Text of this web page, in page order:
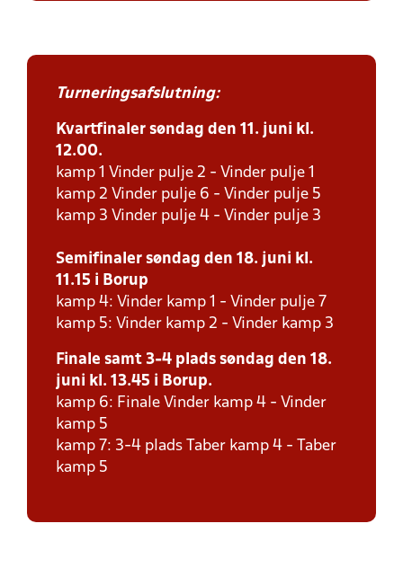
Turneringsafslutning:
Kvartfinaler søndag den 11. juni kl.
12.00.
kamp 1 Vinder pulje 2 - Vinder pulje 1
kamp 2 Vinder pulje 6 - Vinder pulje 5
kamp 3 Vinder pulje 4 - Vinder pulje 3
Semifinaler søndag den 18. juni kl.
11.15 i Borup
kamp 4: Vinder kamp 1 - Vinder pulje 7
kamp 5: Vinder kamp 2 - Vinder kamp 3
Finale samt 3-4 plads søndag den 18.
juni kl. 13.45 i Borup.
kamp 6: Finale Vinder kamp 4 - Vinder
kamp 5
kamp 7: 3-4 plads Taber kamp 4 - Taber
kamp 5